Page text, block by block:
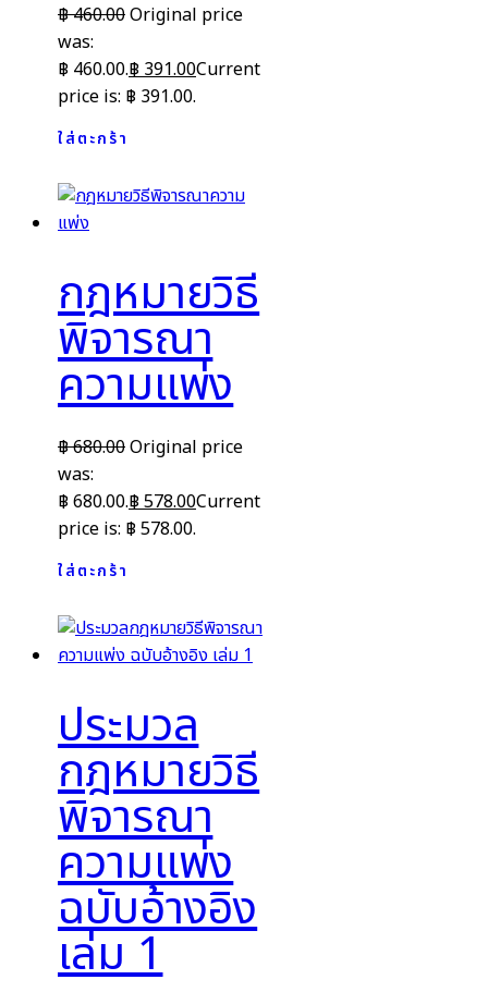
฿460.00Original price
was:
฿ 460.00.฿ 391.00Current
price is: ฿ 391.00.
ใส่ตะกร้า
กฎหมายวิธี
พิจารณา
ความแพ่ง
฿680.00Original price
was:
฿ 680.00.฿578.00Current
price is: ฿ 578.00.
ใส่ตะกร้า
ประมวล
กฎหมายวิธี
พิจารณา
ความแพ่ง
ฉบับอ้างอิง
เล่ม 1